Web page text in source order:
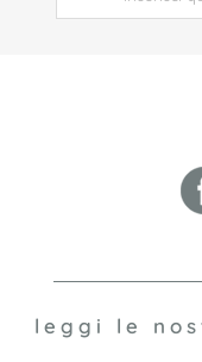
leggi le